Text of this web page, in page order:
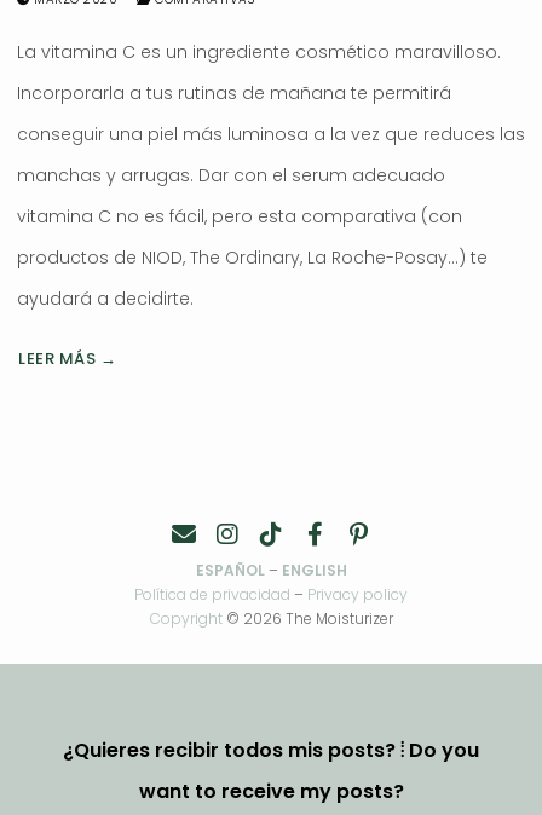
La vitamina C es un ingrediente cosmético maravilloso.
Incorporarla a tus rutinas de mañana te permitirá
conseguir una piel más luminosa a la vez que reduces las
manchas y arrugas. Dar con el serum adecuado
vitamina C no es fácil, pero esta comparativa (con
productos de NIOD, The Ordinary, La Roche-Posay…) te
ayudará a decidirte.
LEER MÁS →
ESPAÑOL– ENGLISH
Política de privacidad – Privacy policy
Copyright© 2026 The Moisturizer
¿Quieres recibir todos mis posts? ⦙ Do you
want to receive my posts?